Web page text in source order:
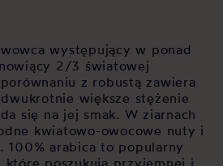
występujący w ponad
2/3 światowej
z robustą zawiera
większe stężenie
się na jej smak. W ziarnach
kwiatowo-owocowe nuty i
100% arabica to popularny
poszukują przyjemnej i